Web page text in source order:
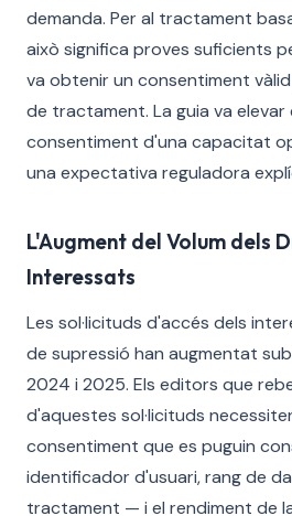
demanda. Per al tractament
això significa proves suficients
va obtenir un consentiment
de tractament. La guia va elevar
consentiment d'una capacitat
una expectativa reguladora
L'Augment del Volum dels
Interessats
Les sol·licituds d'accés dels
de supressió han augmentat
2024 i 2025. Els editors que
d'aquestes sol·licituds
consentiment que es puguin
identificador d'usuari, rang de
tractament — i el rendiment de